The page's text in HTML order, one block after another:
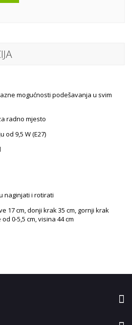
mogućnosti podešavanja u svim
radno mjesto
od 9,5 W (E27)
naginjati i rotirati
17 cm, donji krak 35 cm, gornji krak
0-5,5 cm, visina 44 cm